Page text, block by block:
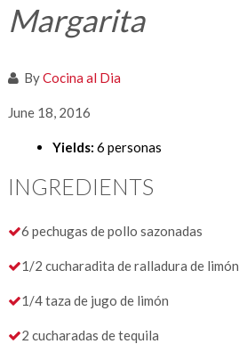
Margarita
ByCocina al Dia
June 18, 2016
Yields: 6 personas
INGREDIENTS
6 pechugas de pollo sazonadas
1/2 cucharadita de ralladura de limón
1/4 taza de jugo de limón
2 cucharadas de tequila